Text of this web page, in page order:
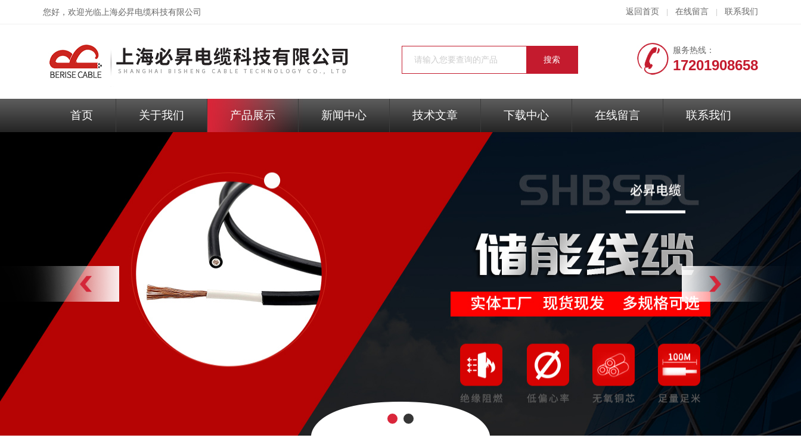
您好，欢迎光临上海必昇电缆科技有限公司 返回首页 在线留言 联系我们
服务热线：
17201908658
首页 关于我们 产品展示 新闻中心 技术文章 下载中心 在线留言 联系我们